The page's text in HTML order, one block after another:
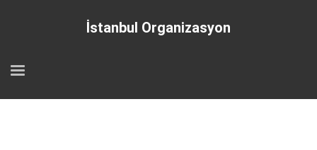
İstanbul Organizasyon